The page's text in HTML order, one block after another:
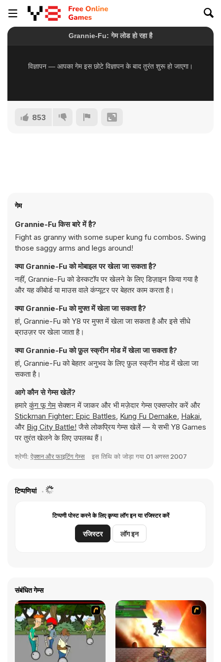
853
गेम
Grannie-Fu किस बारे में है?
Fight as granny with some super kung fu combos. Swing
those saggy arms and legs around!
क्या Grannie-Fu को मोबाइल पर खेला जा सकता है?
नहीं, Grannie-Fu को डेस्कटॉप पर खेलने के लिए डिज़ाइन किया गया है
और यह कीबोर्ड या माउस वाले कंप्यूटर पर बेहतर काम करता है।
क्या Grannie-Fu को मुफ्त में खेला जा सकता है?
हां, Grannie-Fu को Y8 पर मुफ्त में खेला जा सकता है और इसे सीधे
ब्राउज़र पर खेला जाता है।
क्या Grannie-Fu को फ़ुल स्क्रीन मोड में खेला जा सकता है?
हां, Grannie-Fu को बेहतर अनुभव के लिए फ़ुल स्क्रीन मोड में खेला जा
सकता है।
आगे कौन से गेम्स खेलें?
हमारेकुंग फू गेमसेक्शन में जाकर और भी मज़ेदार गेम्स एक्सप्लोर करें और
Stickman Fighter: Epic Battles, Kung Fu Demake, Hakai,
और Big City Battle! जैसे लोकप्रिय गेम्स खेलें — ये सभी Y8 Games
पर तुरंत खेलने के लिए उपलब्ध हैं।
श्रेणी: ऐक्शन और फाइटिंग गेम्स इस तिथि को जोड़ा गया 01 अगस्त 2007
टिप्पणियां
टिप्पणी पोस्ट करने के लिए कृप्या लॉग इन या रजिस्टर करें
रजिस्टर लॉग इन
संबंधित गेम्स